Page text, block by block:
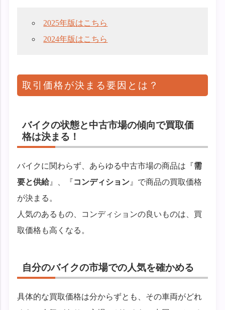
2025年版はこちら
2024年版はこちら
取引価格が決まる要因とは？
バイクの状態と中古市場の傾向で買取価
格は決まる！
バイクに関わらず、あらゆる中古市場の商品は『需
要と供給』、『コンディション 』で商品の買取価格
が決まる。
人気のあるもの、コンディションの良いものは、買
取価格も高くなる。
自分のバイクの市場での人気を確かめる
具体的な買取価格は分からずとも、その車両がどれ